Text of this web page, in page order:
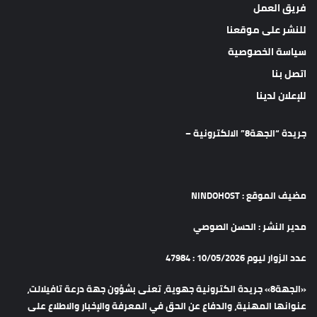
فريق العمل
للنشر على موقعنا
سياسة الخصوصية
اتصل بنا
للإعلان لدينا
جريدة “الجهة8” الالكترونية –
مضيف الموقع : NINDOHOST
مدير النشر : الحسن الصوصي
عدد الزوار ليوم 10/05/2026 : 47984
«الجهة8» جريدة الكترونية جهوية، تعنى بشؤون جهة درعة تافيلالت،
عنوانها المهنية، والدفاع عن الحق في المعرفة والإخبار والاطلاع على